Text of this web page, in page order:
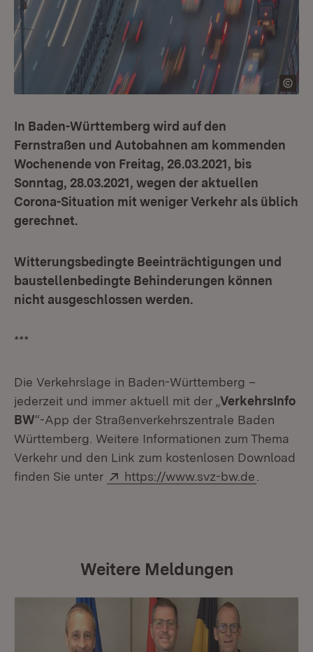
In Baden-Württemberg wird auf den
Fernstraßen und Autobahnen am kommenden
Wochenende von Freitag, 26.03.2021, bis
Sonntag, 28.03.2021, wegen der aktuellen
Corona-Situation mit weniger Verkehr als üblich
gerechnet.
Witterungsbedingte Beeinträchtigungen und
baustellenbedingte Behinderungen können
nicht ausgeschlossen werden.
***
Die Verkehrslage in Baden-Württemberg –
jederzeit und immer aktuell mit der „ VerkehrsInfo
BW“-App der Straßenverkehrszentrale Baden
Württemberg. Weitere Informationen zum Thema
Verkehr und den Link zum kostenlosen Download
finden Sie unter
Extern:
https://www.svz-bw.de
Weitere Meldungen